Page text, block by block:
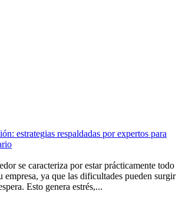
estrategias respaldadas por expertos para
se caracteriza por estar prácticamente todo
empresa, ya que las dificultades pueden surgir
Esto genera estrés,...